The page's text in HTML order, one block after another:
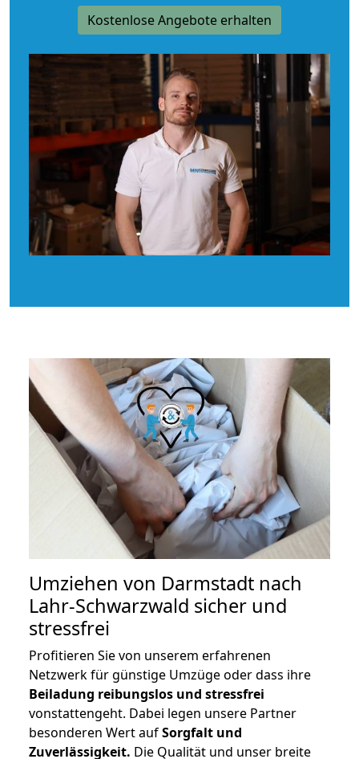
Kostenlose Angebote erhalten
Umziehen von Darmstadt nach
Lahr-Schwarzwald sicher und
stressfrei
Profitieren Sie von unserem erfahrenen
Netzwerk für günstige Umzüge oder dass ihre
Beiladung reibungslos und stressfrei
vonstattengeht. Dabei legen unsere Partner
besonderen Wert aufSorgfalt und
Zuverlässigkeit. Die Qualität und unser breite